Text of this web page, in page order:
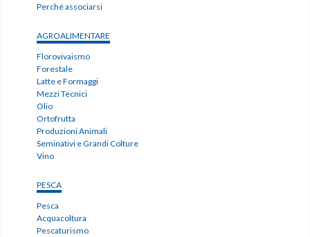
Perché associarsi
AGROALIMENTARE
Florovivaismo
Forestale
Latte e Formaggi
Mezzi Tecnici
Olio
Ortofrutta
Produzioni Animali
Seminativi e Grandi Colture
Vino
PESCA
Pesca
Acquacoltura
Pescaturismo